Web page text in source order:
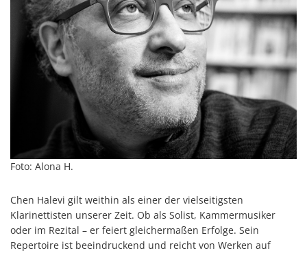
Foto: Alona H.
Chen Halevi gilt weithin als einer der vielseitigsten
Klarinettisten unserer Zeit. Ob als Solist, Kammermusiker
oder im Rezital – er feiert gleichermaßen Erfolge. Sein
Repertoire ist beeindruckend und reicht von Werken auf